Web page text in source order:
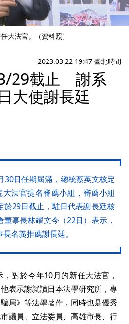
大法官。（資料照）
2023.03.22 19:47 臺北時間
29截止 謝系
大使謝長廷
30日任期屆滿，總統蔡英文核定
法官提名審薦小組，審薦小組
於29日截止，駐日代表謝長廷核
事長林耀文今（22日）表示，
名義推薦謝長廷。
對於今年10月的新任大法官，
表示謝就讀日本法學研究所，專
局》等法學著作，同時也是優秀
議員、立法委員、高雄市長、行